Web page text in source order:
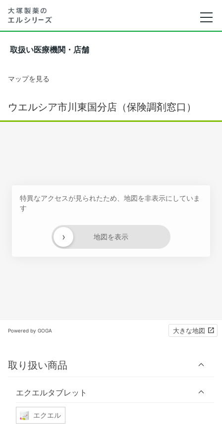
取扱い医療機関・店舗
マップを見る
ウエルシア市川東国分店（保険調剤窓口）
特異なアクセスが見られたため、地図を非表示にしていま
す
地図を表示
›
Powered by GOGA 大きな地図
取り扱い商品
エクエルタブレット
エクエル